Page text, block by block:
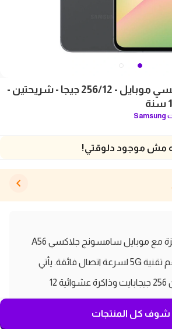
سامسونج A56 جالكسي موبايل - 256/12 جيجا - شريحتين -
Samsung
مش موجود دلوقتي!
استمتع بتجربة مميزة مع موبايل سامسونج جلاكسي A56
بشريحتين، الذي يدعم تقنية 5G لسرعة اتصال فائقة. يأتي
الهاتف بسعة تخزين 256 جيجابايت وذاكرة عشوائية 12
شوف كل المنتجات